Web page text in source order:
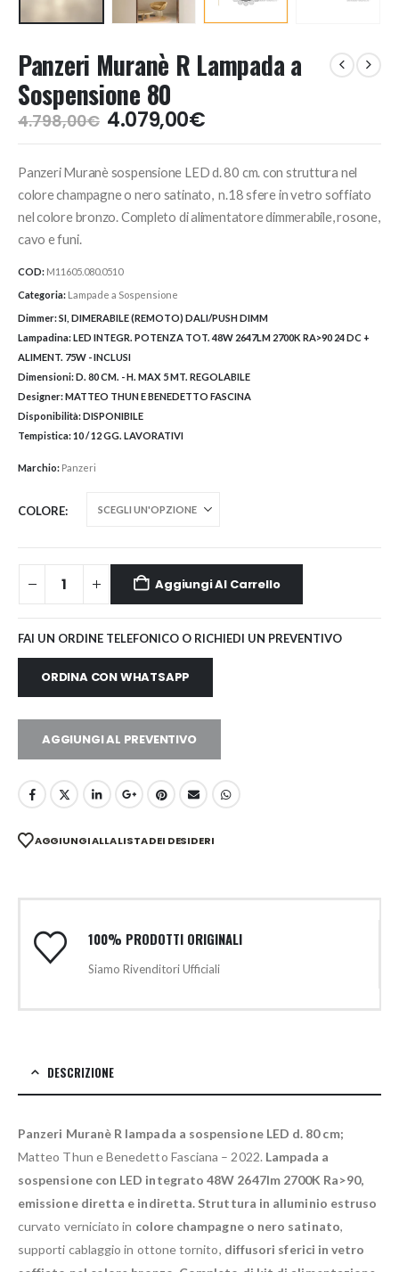
Panzeri Muranè R Lampada a
Sospensione 80
4.798,00€ Il
prezzo
era:
4.798,00€.
4.079,00€Il
prezzo
è:
4.079,00€.
Panzeri Muranè sospensione LED d. 80 cm. con struttura nel
colore champagne o nero satinato, n.18 sfere in vetro soffiato
nel colore bronzo. Completo di alimentatore dimmerabile, rosone,
cavo e funi.
COD: M11605.080.0510
Categoria: Lampade a Sospensione
Dimmer:SI, DIMERABILE (REMOTO) DALI/PUSH DIMM
Lampadina:LED INTEGR. POTENZA TOT. 48W 2647LM 2700K RA>90 24 DC +
ALIMENT. 75W - INCLUSI
Dimensioni:D. 80 CM. - H. MAX 5 MT. REGOLABILE
Designer:MATTEO THUN E BENEDETTO FASCINA
Disponibilità:DISPONIBILE
Tempistica:10 / 12 GG. LAVORATIVI
Marchio: Panzeri
COLORE
Aggiungi Al Carrello
FAI UN ORDINE TELEFONICO O RICHIEDI UN PREVENTIVO
ORDINA CON WHATSAPP
AGGIUNGI AL PREVENTIVO
AGGIUNGI ALLA LISTA DEI DESIDERI
100% PRODOTTI ORIGINALI
Siamo Rivenditori Ufficiali
DESCRIZIONE
Panzeri Muranè R lampada a sospensione LED d. 80 cm;
Matteo Thun e Benedetto Fasciana – 2022. Lampada a
sospensione con LED integrato 48W 2647lm 2700K Ra>90,
emissione diretta e indiretta. Struttura in alluminio estruso
curvato verniciato in colore champagne o nero satinato,
supporti cablaggio in ottone tornito, diffusori sferici in vetro